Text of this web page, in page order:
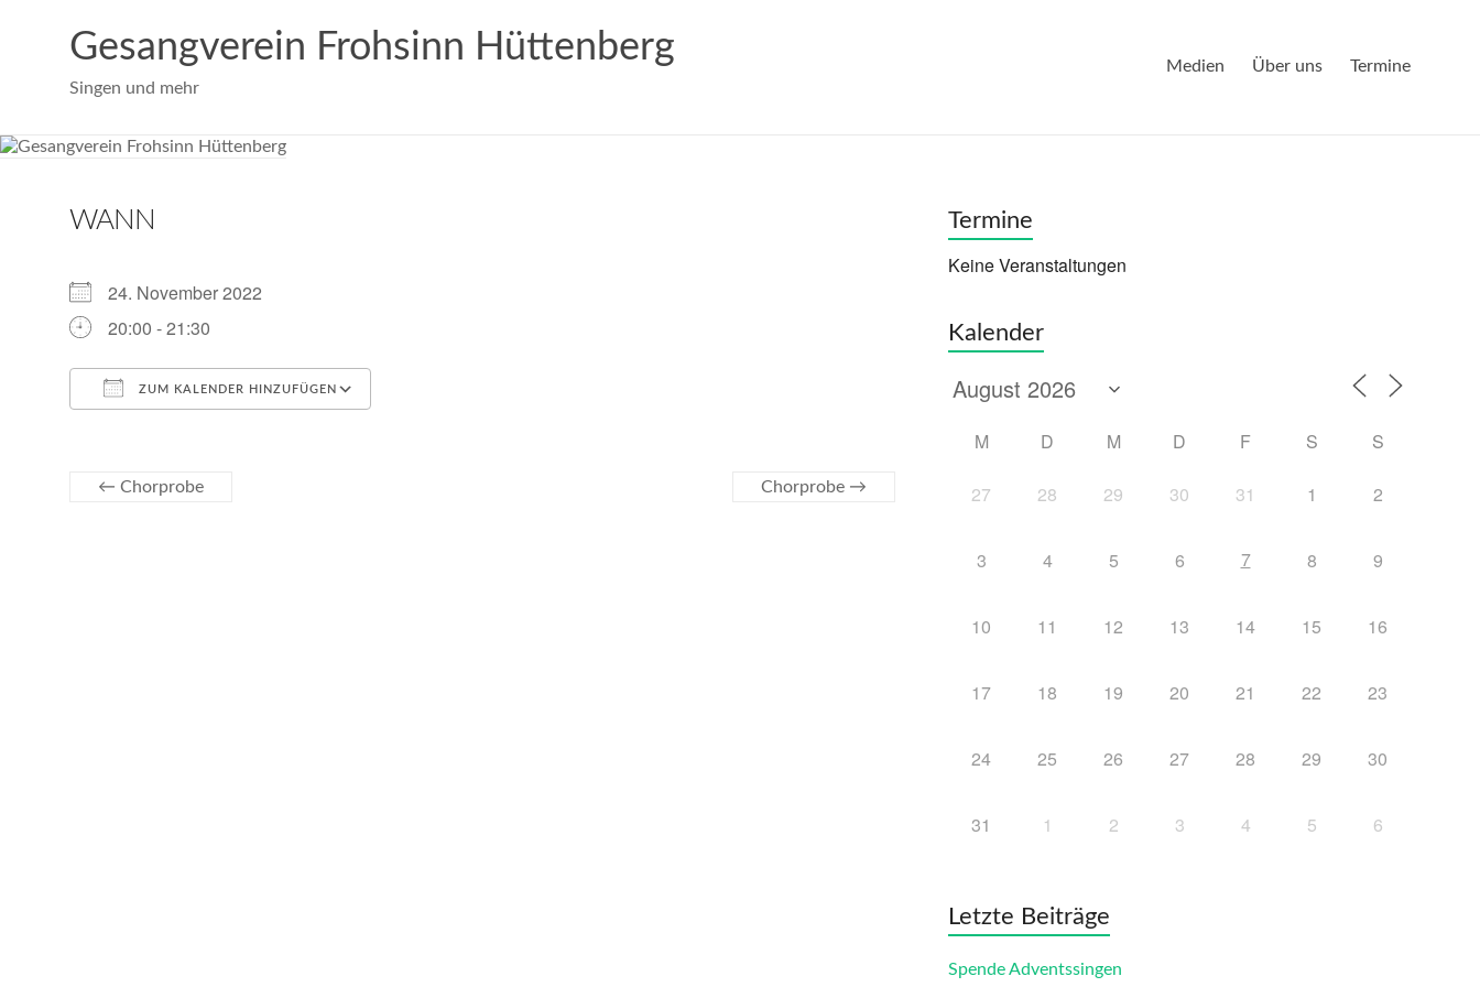
Gesangverein Frohsinn Hüttenberg
Singen und mehr
Medien Über uns Termine
WANN
24. November 2022
20:00 - 21:30
ZUM KALENDER HINZUFÜGEN
Office 365 Outlook Live
← Chorprobe Chorprobe →
Termine
Keine Veranstaltungen
Kalender
M D M D F S S
27 28 29 30 31 1 2
3 4 5 6 7 8 9
10 11 12 13 14 15 16
17 18 19 20 21 22 23
24 25 26 27 28 29 30
31 1 2 3 4 5 6
Letzte Beiträge
Spende Adventssingen